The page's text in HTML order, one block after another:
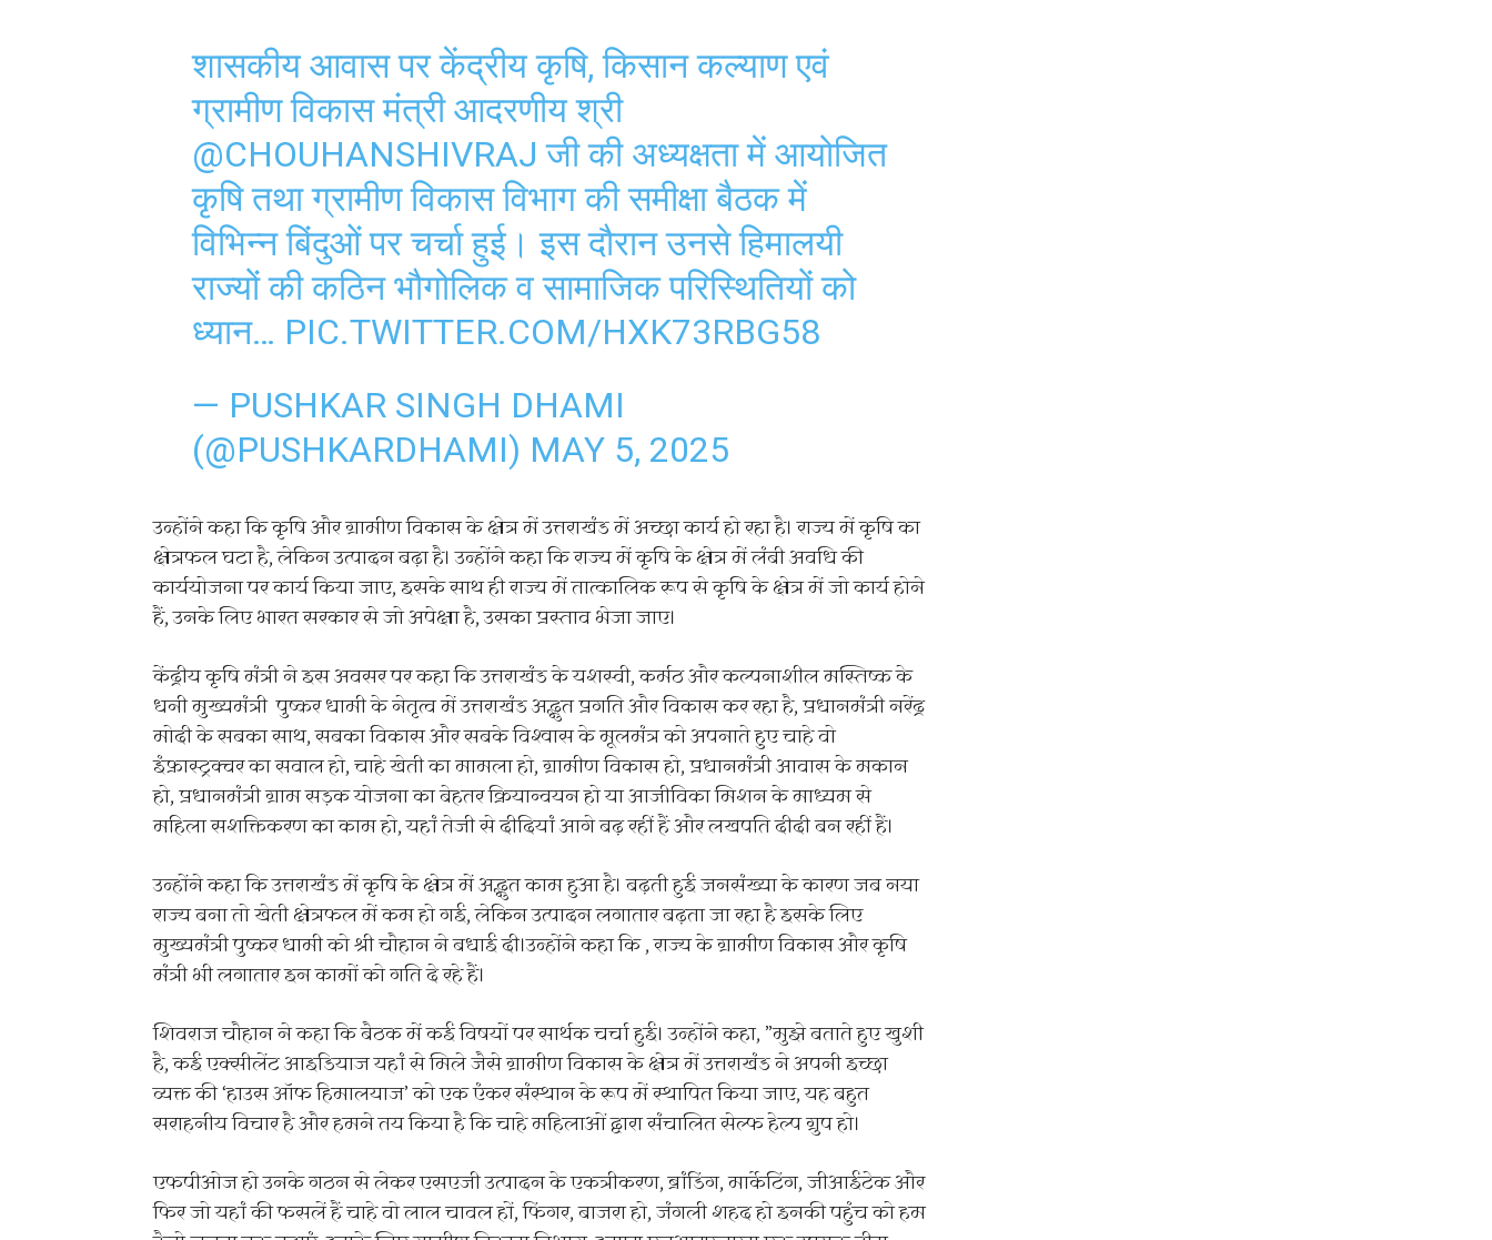
शासकीय आवास पर केंद्रीय कृषि, किसान कल्याण एवं
ग्रामीण विकास मंत्री आदरणीय श्री
@CHOUHANSHIVRAJ जी की अध्यक्षता में आयोजित
कृषि तथा ग्रामीण विकास विभाग की समीक्षा बैठक में
विभिन्न बिंदुओं पर चर्चा हुई। इस दौरान उनसे हिमालयी
राज्यों की कठिन भौगोलिक व सामाजिक परिस्थितियों को
ध्यान… PIC.TWITTER.COM/HXK73RBG58
— PUSHKAR SINGH DHAMI
(@PUSHKARDHAMI) MAY 5, 2025
उन्होंने कहा कि कृषि और ग्रामीण विकास के क्षेत्र में उत्तराखंड में अच्छा कार्य हो रहा है। राज्य में कृषि का
क्षेत्रफल घटा है, लेकिन उत्पादन बढ़ा है। उन्होंने कहा कि राज्य में कृषि के क्षेत्र में लंबी अवधि की
कार्ययोजना पर कार्य किया जाए, इसके साथ ही राज्य में तात्कालिक रूप से कृषि के क्षेत्र में जो कार्य होने
हैं, उनके लिए भारत सरकार से जो अपेक्षा है, उसका प्रस्ताव भेजा जाए।
केंद्रीय कृषि मंत्री ने इस अवसर पर कहा कि उत्तराखंड के यशस्वी, कर्मठ और कल्पनाशील मस्तिष्क के
धनी मुख्यमंत्री पुष्कर धामी के नेतृत्व में उत्तराखंड अद्भुत प्रगति और विकास कर रहा है, प्रधानमंत्री नरेंद्र
मोदी के सबका साथ, सबका विकास और सबके विश्वास के मूलमंत्र को अपनाते हुए चाहे वो
इंफ्रास्ट्रक्चर का सवाल हो, चाहे खेती का मामला हो, ग्रामीण विकास हो, प्रधानमंत्री आवास के मकान
हो, प्रधानमंत्री ग्राम सड़क योजना का बेहतर क्रियान्वयन हो या आजीविका मिशन के माध्यम से
महिला सशक्तिकरण का काम हो, यहां तेजी से दीदियां आगे बढ़ रहीं हैं और लखपति दीदी बन रहीं हैं।
उन्होंने कहा कि उत्तराखंड में कृषि के क्षेत्र में अद्भुत काम हुआ है। बढ़ती हुई जनसंख्या के कारण जब नया
राज्य बना तो खेती क्षेत्रफल में कम हो गई, लेकिन उत्पादन लगातार बढ़ता जा रहा है इसके लिए
मुख्यमंत्री पुष्कर धामी को श्री चौहान ने बधाई दी।उन्होंने कहा कि , राज्य के ग्रामीण विकास और कृषि
मंत्री भी लगातार इन कामों को गति दे रहे हैं।
शिवराज चौहान ने कहा कि बैठक में कई विषयों पर सार्थक चर्चा हुई। उन्होंने कहा, ”मुझे बताते हुए खुशी
है, कई एक्सीलेंट आइडियाज यहां से मिले जैसे ग्रामीण विकास के क्षेत्र में उत्तराखंड ने अपनी इच्छा
व्यक्त की ‘हाउस ऑफ हिमालयाज’ को एक एंकर संस्थान के रूप में स्थापित किया जाए, यह बहुत
सराहनीय विचार है और हमने तय किया है कि चाहे महिलाओं द्वारा संचालित सेल्फ हेल्प ग्रुप हो।
एफपीओज हो उनके गठन से लेकर एसएजी उत्पादन के एकत्रीकरण, ब्रांडिंग, मार्केटिंग, जीआईटेक और
फिर जो यहां की फसलें हैं चाहे वो लाल चावल हों, फिंगर, बाजरा हो, जंगली शहद हो इनकी पहुंच को हम